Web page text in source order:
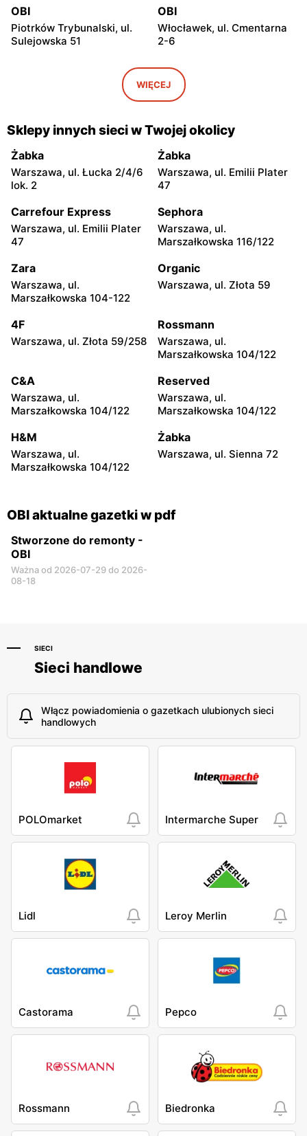
OBI
Piotrków Trybunalski, ul.
Sulejowska 51
OBI
Włocławek, ul. Cmentarna
2-6
Lublin, ul. Zwycięska 6
OBI
Kielce, ul. Radomska 8
Kielce, ul. Zagnańska 67 Lublin, ul. Chemiczna 2
OBI
Olsztyn al. Generała
Władysława Sikorskiego 2b
OBI
Olsztyn, ul. Władysława
Leonharda 1
OBI
Toruń, ul. szosa Lubicka
130
OBI
Częstochowa, ul. Stefana
Kisielewskiego 8/16
OBI
Częstochowa, ul. Gen.
Leopolda Okulickiego 16/18
OBI
Bydgoszcz, ul. Fabryczna 1
OBI
Ostrów Wielkopolski, ul.
OBI
Dąbrowa Górnicza, ul. Jana
III Sobieskiego 6a
OBI
Suwałki, ul. Armii Krajowej
35
OBI
Kraków al. Gen. Tadeusza
Bora-Komorowskiego 31
OBI
Kraków, ul. Stawowa 68
OBI
Czeladź, ul. Będzińska 80
WIĘCEJ
Sklepy innych sieci w Twojej okolicy
Żabka
Warszawa, ul. Łucka 2/4/6
lok. 2
Żabka
Warszawa, ul. Emilii Plater
47
Carrefour Express
Warszawa, ul. Emilii Plater
47
Sephora
Warszawa, ul.
Marszałkowska 116/122
Zara
Warszawa, ul.
Marszałkowska 104-122
Organic
Warszawa, ul. Złota 59
4F
Warszawa, ul. Złota 59/258
Rossmann
Warszawa, ul.
Marszałkowska 104/122
C&A
Warszawa, ul.
Marszałkowska 104/122
Reserved
Warszawa, ul.
Marszałkowska 104/122
H&M
Warszawa, ul.
Marszałkowska 104/122
Żabka
Warszawa, ul. Sienna 72
OBI aktualne gazetki w pdf
Stworzone do remonty -
OBI
Ważna od 2026-07-29 do 2026-
08-18
SIECI
Sieci handlowe
Włącz powiadomienia o gazetkach ulubionych sieci
handlowych
POLOmarket Intermarche Super
Lidl Leroy Merlin
Castorama Pepco
Rossmann Biedronka